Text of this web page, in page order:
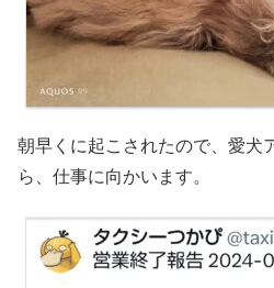
朝早くに起こされたので、愛犬
ら、仕事に向かいます。